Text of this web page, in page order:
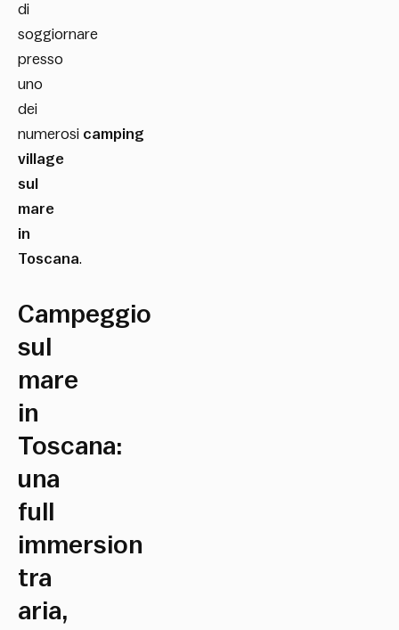
di
soggiornare
presso
uno
dei
numerosi camping
village
sul
mare
in
Toscana.
Campeggio
sul
mare
in
Toscana:
una
full
immersion
tra
aria,